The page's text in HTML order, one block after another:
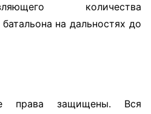
количества
на дальностях до
защищены. Вся